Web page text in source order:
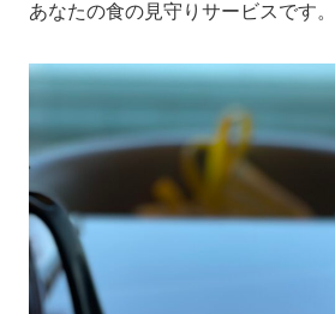
あなたの食の見守りサービスです。